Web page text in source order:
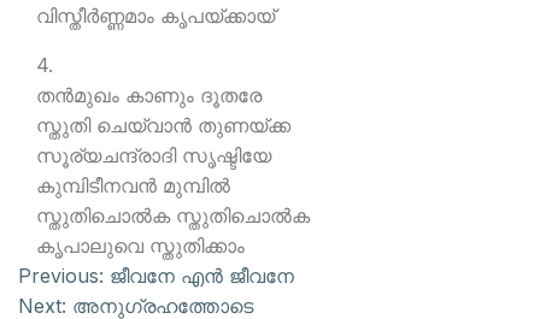
വിസ്തീര്‍ണ്ണമാം കൃപയ്ക്കായ്
4.
തന്‍മുഖം കാണും ദൂതരേ
സ്തുതി ചെയ്വാന്‍ തുണയ്ക്ക
സൂര്യചന്ദ്രാദി സൃഷ്ടിയേ
കുമ്പിടീനവന്‍ മുമ്പില്‍
സ്തുതിചൊല്‍ക സ്തുതിചൊല്‍ക
കൃപാലുവെ സ്തുതിക്കാം
Previous: ജീവനേ എന്‍ ജീവനേ
Next: അനുഗ്രഹത്തോടെ